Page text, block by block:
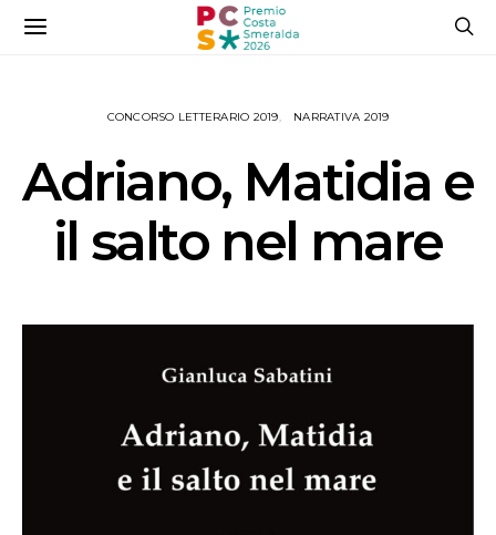
CONCORSO LETTERARIO 2019 NARRATIVA 2019
Adriano, Matidia e
il salto nel mare